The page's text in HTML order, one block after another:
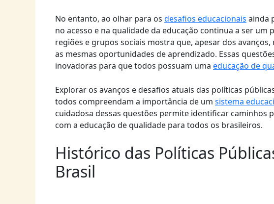
No entanto, ao olhar para os desafios educacionais ainda
no acesso e na qualidade da educação continua a ser
regiões e grupos sociais mostra que, apesar dos
as mesmas oportunidades de aprendizado. Essas
inovadoras para que todos possuam uma educação de
Explorar os avanços e desafios atuais das políticas
todos compreendam a importância de um sistema
cuidadosa dessas questões permite identificar caminhos
com a educação de qualidade para todos os brasileiros.
Histórico das Políticas
Brasil